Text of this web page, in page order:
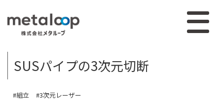
SUSパイプの3次元切断
#組立 #3次元レーザー